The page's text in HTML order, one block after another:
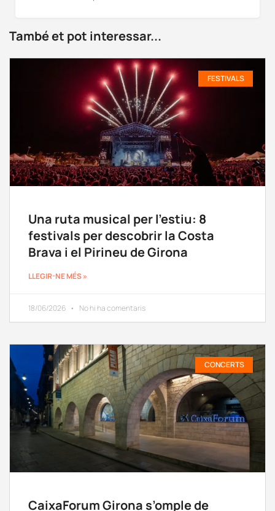
També et pot interessar...
FESTIVALS
Una ruta musical per l’estiu: 8
festivals per descobrir la Costa
Brava i el Pirineu de Girona
LLEGIR-NE MÉS »
18/06/2026 No hi ha comentaris
CONCERTS
CaixaForum Girona s’omple de